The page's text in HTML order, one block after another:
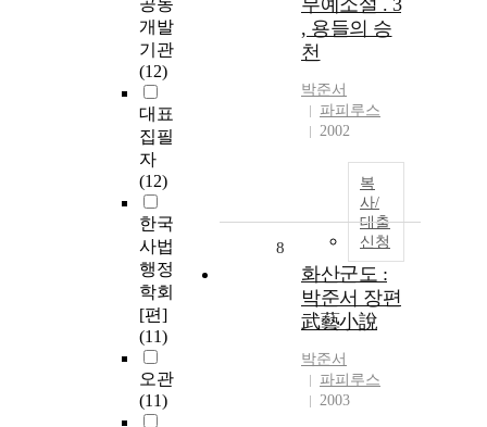
공동
개발
기관
(12)
대표
집필
자
(12)
한국
사법
행정
학회
[편]
(11)
오관
(11)
무예소설 . 3
, 용들의 승
천
박준서
파피루스
2002
복
사/
대출
신청
8
화산군도 :
박준서 장편
武藝小說
박준서
파피루스
2003